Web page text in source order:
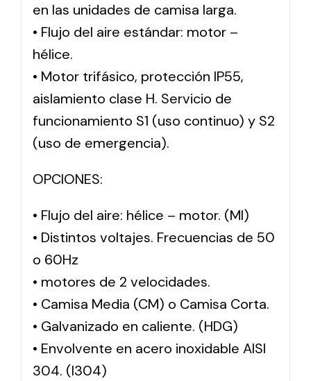
en las unidades de camisa larga.
• Flujo del aire estándar: motor –
hélice.
• Motor trifásico, protección IP55,
aislamiento clase H. Servicio de
funcionamiento S1 (uso continuo) y S2
(uso de emergencia).
OPCIONES:
• Flujo del aire: hélice – motor. (MI)
• Distintos voltajes. Frecuencias de 50
o 60Hz
• motores de 2 velocidades.
• Camisa Media (CM) o Camisa Corta.
• Galvanizado en caliente. (HDG)
• Envolvente en acero inoxidable AISI
304. (I304)